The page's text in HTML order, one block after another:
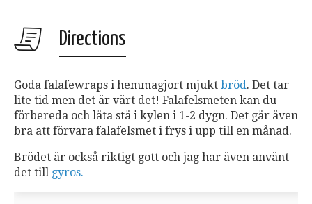
Directions
Goda falafewraps i hemmagjort mjukt bröd. Det tar
lite tid men det är värt det! Falafelsmeten kan du
förbereda och låta stå i kylen i 1-2 dygn. Det går även
bra att förvara falafelsmet i frys i upp till en månad.
Brödet är också riktigt gott och jag har även använt
det till gyros.